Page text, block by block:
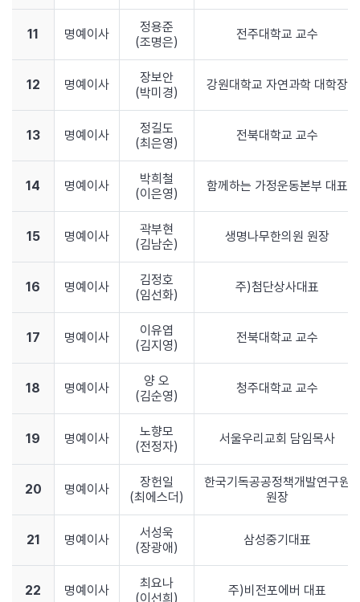
11 명예이사
정용준
(조명은)
전주대학교 교수
12 명예이사
장보안
(박미경)
강원대학교 자연과학 대학장
13 명예이사
정길도
(최은영)
전북대학교 교수
14 명예이사
박희철
(이은영)
함께하는 가정운동본부 대표
15 명예이사
곽부현
(김남순)
생명나무한의원 원장
16 명예이사
김정호
(임선화)
주)첨단상사대표
17 명예이사
이유엽
(김지영)
전북대학교 교수
18 명예이사
양 오
(김순영)
청주대학교 교수
19 명예이사
노향모
(전정자)
서울우리교회 담임목사
20 명예이사
장헌일
(최에스더)
한국기독공공정책개발연구원
원장
21 명예이사
서성욱
(장광애)
삼성중기대표
22 명예이사
최요나
(이선희)
주)비전포에버 대표